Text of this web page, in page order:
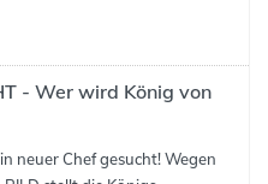
- Wer wird König von
neuer Chef gesucht! Wegen